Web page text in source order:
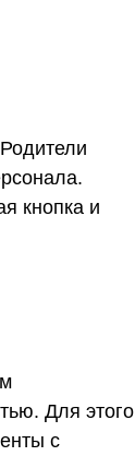
кнопка и
Для этого
с